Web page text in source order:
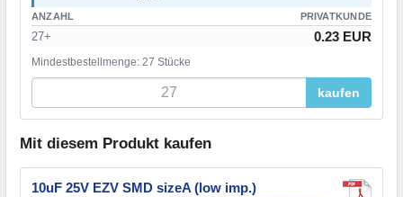
ANZAHL PRIVATKUNDE
27+ 0.23 EUR
Mindestbestellmenge: 27 Stücke
kaufen
Mit diesem Produkt kaufen
10uF 25V EZV SMD sizeA (low imp.)